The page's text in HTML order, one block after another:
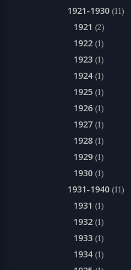
1921-1930 (11)
1921 (2)
1922 (1)
1923 (1)
1924 (1)
1925 (1)
1926 (1)
1927 (1)
1928 (1)
1929 (1)
1930 (1)
1931-1940 (11)
1931 (1)
1932 (1)
1933 (1)
1934 (1)